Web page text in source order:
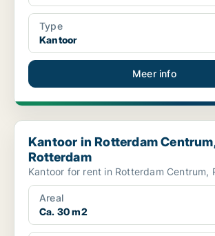
Type
Kantoor
Meer info
Kantoor in Rotterdam Centrum, Rotterdam
Kantoor in Rotterdam
Rotterdam
Kantoor for rent in Rotterdam Centrum,
Areal
Ca. 30 m2